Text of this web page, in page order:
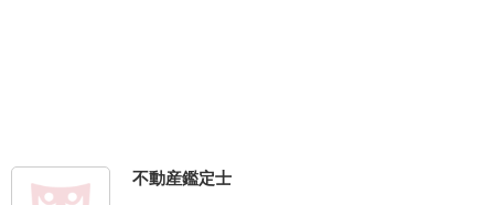
不動産鑑定士